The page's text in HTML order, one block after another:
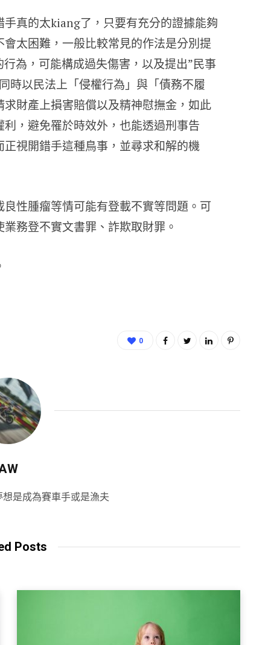
真的太kiang了，只要有充分的證據能夠
太困難，一般比較常見的作法是分別提
為，可能構成過失傷害，以及提出”民事
時以民法上「侵權行為」與「債務不履
財產上損害賠償以及精神慰撫金，如此
，避免罹於時效外，也能透過刑事告
視開錯手這種鳥事，並尋求和解的機
性腫瘤等情可能有登載不實等問題。可
務登不實文書罪、詐欺取財罪。
0
是成為賽車手或是漁夫
Posts